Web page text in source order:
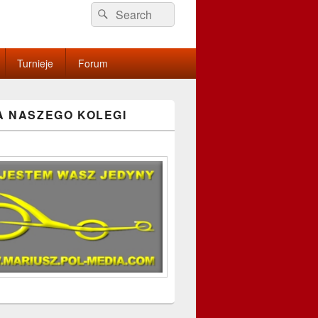
Search
for:
Search
Turnieje Forum
NASZEGO KOLEGI